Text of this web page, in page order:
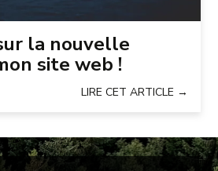
la nouvelle
site web !
LIRE CET ARTICLE →